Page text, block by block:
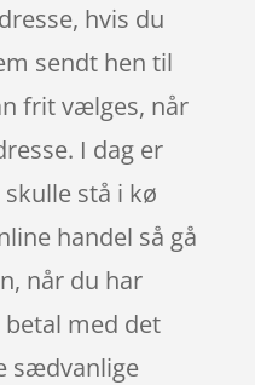
hvis du
sendt hen til
frit vælges, når
I dag er
stå i kø
handel så gå
når du har
med det
sædvanlige